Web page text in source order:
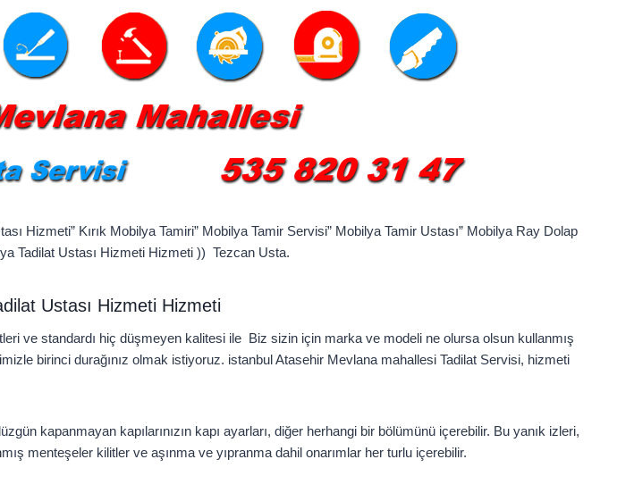
Hizmeti” Kırık Mobilya Tamiri” Mobilya Tamir Servisi” Mobilya Tamir Ustası” Mobilya Ray Dolap
Tadilat Ustası Hizmeti Hizmeti )) Tezcan Usta.
Ustası Hizmeti Hizmeti
ve standardı hiç düşmeyen kalitesi ile Biz sizin için marka ve modeli ne olursa olsun kullanmış
birinci durağınız olmak istiyoruz. istanbul Atasehir Mevlana mahallesi Tadilat Servisi, hizmeti
kapanmayan kapılarınızın kapı ayarları, diğer herhangi bir bölümünü içerebilir. Bu yanık izleri,
menteşeler kilitler ve aşınma ve yıpranma dahil onarımlar her turlu içerebilir.